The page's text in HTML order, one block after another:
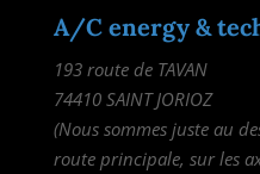
A/C energy &
193 route de TAVAN
74410 SAINT JORIOZ
(Nous sommes juste au
route principale, sur les